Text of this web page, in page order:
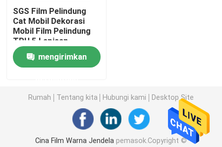
Film Perubahan Warna Mobil
Film Pembungkus Mobil
Film Atap Panorama
Film Insulasi Bangunan
SGS Film Pelindung
Cat Mobil Dekorasi
Mobil Film Pelindung
TPU 5 Lapisan
mengirimkan
Rumah Tentang kita Hubungi kami Desktop Site
Cina Film Warna Jendela pemasok.Copyright ©